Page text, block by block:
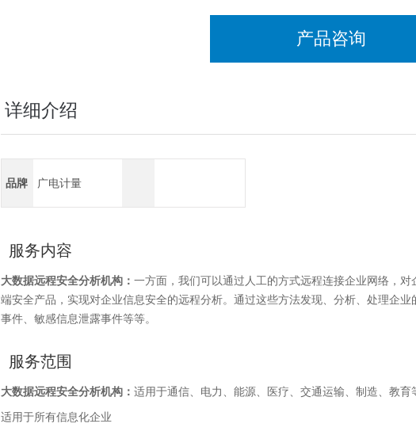
产品咨询
详细介绍
品牌 广电计量
服务内容
大数据远程安全分析机构 ： 一方面，我们可以通过人工的方式远程连接企业网络，
端安全产品，实现对企业信息安全的远程分析。通过这些方法发现、分析、处理企
事件、敏感信息泄露事件等等。
服务范围
大数据远程安全分析机构 ： 适用于通信、电力、能源、医疗、交通运输、制造、教育
适用于所有信息化企业